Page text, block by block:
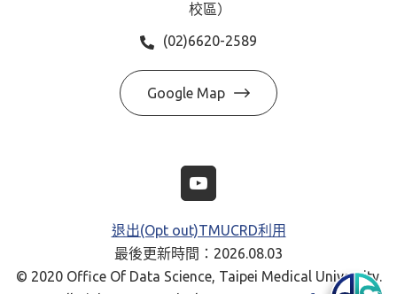
校區）
(02)6620-2589
Google Map
退出(Opt out)TMUCRD利用
最後更新時間：2026.08.03
© 2020 Office Of Data Science, Taipei Medical University.